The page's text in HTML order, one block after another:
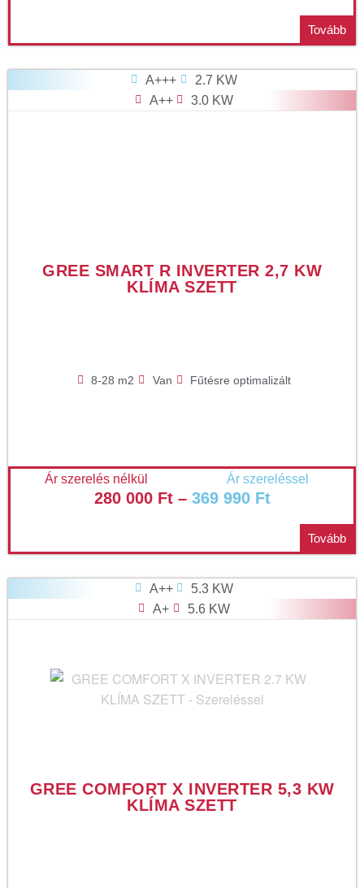
Tovább
A+++
2.7 KW
A++
3.0 KW
GREE SMART R INVERTER 2,7 KW
KLÍMA SZETT
8-28 m2 Van Fűtésre optimalizált
Ár szerelés nélkül Ár szereléssel
280 000 Ft– 369 990 Ft
Tovább
A++
5.3 KW
A+
5.6 KW
GREE COMFORT X INVERTER 5,3 KW
KLÍMA SZETT